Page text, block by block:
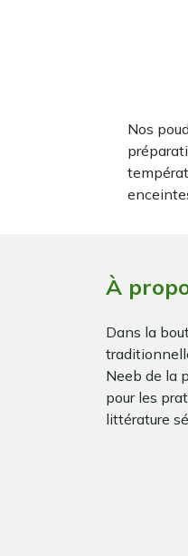
Nos
À
Dans la
Neeb de la
pour les
littérature